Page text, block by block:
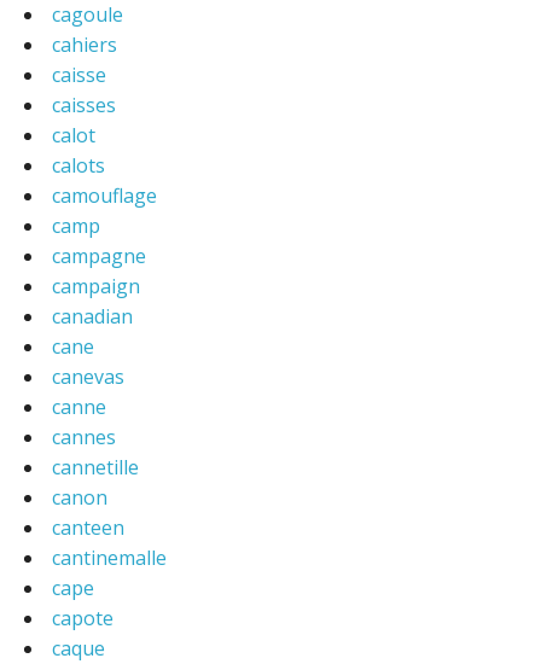
cagoule
cahiers
caisse
caisses
calot
calots
camouflage
camp
campagne
campaign
canadian
cane
canevas
canne
cannes
cannetille
canon
canteen
cantinemalle
cape
capote
caque